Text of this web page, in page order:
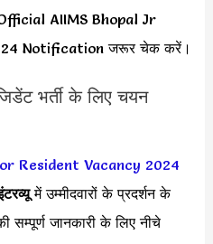
AIIMS Bhopal Jr
Notification जरूर चेक करें।
भर्ती के लिए चयन
Resident Vacancy 2024
में उम्मीदवारों के प्रदर्शन के
सम्पूर्ण जानकारी के लिए नीचे